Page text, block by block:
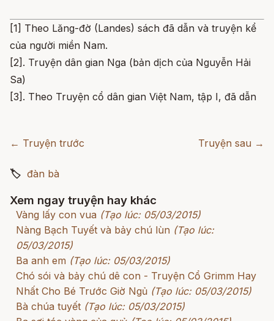
[1] Theo Lăng-đờ (Landes) sách đã dẫn và truyện kể
của người miền Nam.
[2]. Truyện dân gian Nga (bản dịch của Nguyễn Hải
Sa)
[3]. Theo Truyện cổ dân gian Việt Nam, tập I, đã dẫn
← Truyện trước Truyện sau →
🏷 đàn bà
Xem ngay truyện hay khác
Vàng lấy con vua (Tạo lúc: 05/03/2015)
Nàng Bạch Tuyết và bảy chú lùn (Tạo lúc:
05/03/2015)
Ba anh em (Tạo lúc: 05/03/2015)
Chó sói và bảy chú dê con - Truyện Cổ Grimm Hay
Nhất Cho Bé Trước Giờ Ngủ (Tạo lúc: 05/03/2015)
Bà chúa tuyết (Tạo lúc: 05/03/2015)